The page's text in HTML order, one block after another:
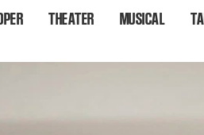
THEATER MUSICAL